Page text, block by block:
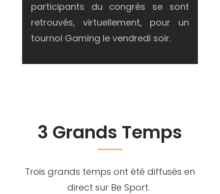
participants du congrès se sont
retrouvés, virtuellement, pour un
tournoi Gaming le vendredi soir.
3 Grands Temps
Trois grands temps ont été diffusés en
direct sur Be Sport.